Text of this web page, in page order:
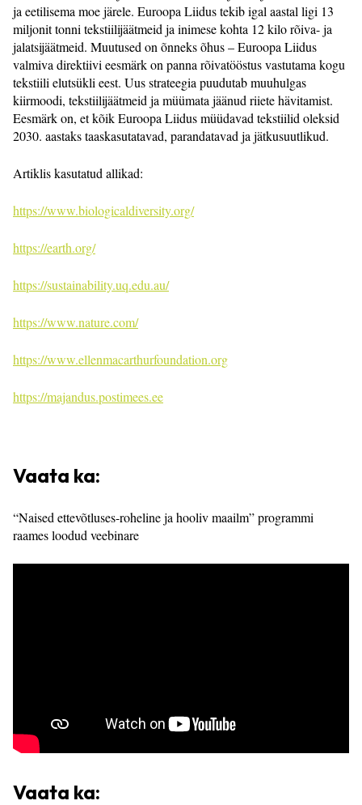
ja eetilisema moe järele. Euroopa Liidus tekib igal aastal ligi 13
miljonit tonni tekstiilijäätmeid ja inimese kohta 12 kilo rõiva- ja
jalatsijäätmeid. Muutused on õnneks õhus – Euroopa Liidus
valmiva direktiivi eesmärk on panna rõivatööstus vastutama kogu
tekstiili elutsükli eest. Uus strateegia puudutab muuhulgas
kiirmoodi, tekstiilijäätmeid ja müümata jäänud riiete hävitamist.
Eesmärk on, et kõik Euroopa Liidus müüdavad tekstiilid oleksid
2030. aastaks taaskasutatavad, parandatavad ja jätkusuutlikud.
Artiklis kasutatud allikad:
https://www.biologicaldiversity.org/
https://earth.org/
https://sustainability.uq.edu.au/
https://www.nature.com/
https://www.ellenmacarthurfoundation.org
https://majandus.postimees.ee
Vaata ka:
“Naised ettevõtluses-roheline ja hooliv maailm” programmi
raames loodud veebinare
Vaata ka: